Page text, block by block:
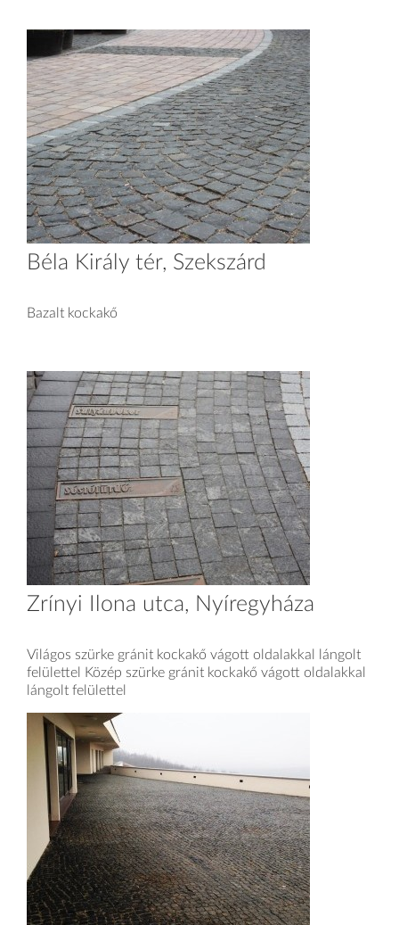
Béla Király tér, Szekszárd
Bazalt kockakő
Zrínyi Ilona utca, Nyíregyháza
Világos szürke gránit kockakő vágott oldalakkal lángolt
felülettel Közép szürke gránit kockakő vágott oldalakkal
lángolt felülettel